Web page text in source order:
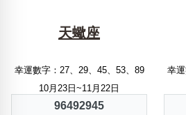
天蠍座
幸運數字：27、29、45、53、89
10月23日~11月22日
96492945
幸